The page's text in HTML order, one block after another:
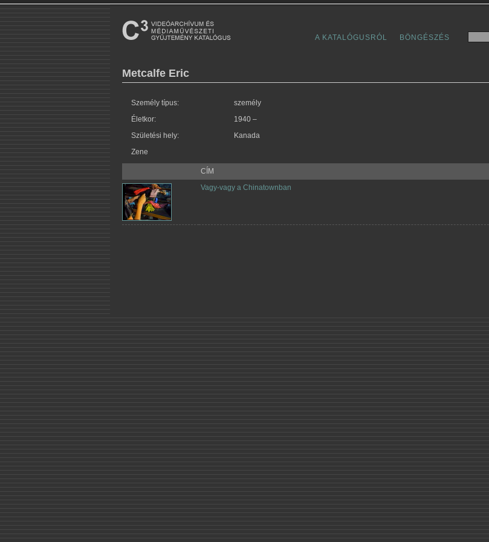
A KATALÓGUSRÓL BÖNGÉSZÉS
Metcalfe Eric
Személy típus:
személy
Életkor:
1940 –
Születési hely:
Kanada
Zene
CÍM
Vagy-vagy a Chinatownban